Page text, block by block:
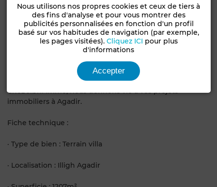
Une opportunité rare d’acquérir un terrain premium
dans l’un des meilleurs quartiers d’Agadir.
Contactez dès maintenant Jibril Immo pour organiser
Chez Jibril Immo, nous donnons vie à vos projets
immobiliers à Agadir.
Fiche technique :
· Type de bien : Terrain villa
· Localisation : Illigh Agadir
Nous utilisons nos propres cookies et ceux de tiers à
des fins d'analyse et pour vous montrer des
publicités personnalisées en fonction d'un profil
basé sur vos habitudes de navigation (par exemple,
les pages visitées). Cliquez ICI pour plus
d'informations
Accepter